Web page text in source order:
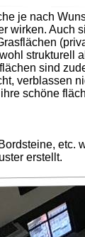
je nach
wirken. Auch
strukturell
sind
verblassen
schöne
etc.
erstellt.